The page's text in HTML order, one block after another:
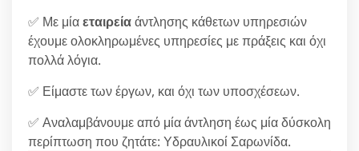
✅ Με μίαεταιρείαάντλησης κάθετων υπηρεσιών
έχουμε ολοκληρωμένες υπηρεσίες με πράξεις και όχι
πολλά λόγια.
✅ Είμαστε των έργων, και όχι των υποσχέσεων.
✅ Αναλαμβάνουμε από μία άντληση έως μία δύσκολη
περίπτωση που ζητάτε: Υδραυλικοί Σαρωνίδα.